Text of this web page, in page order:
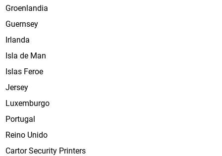
Groenlandia
Guernsey
Irlanda
Isla de Man
Islas Feroe
Jersey
Luxemburgo
Portugal
Reino Unido
Cartor Security Printers